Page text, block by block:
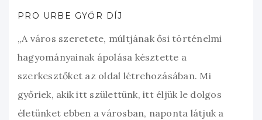
PRO URBE GYŐR DÍJ
„A város szeretete, múltjának ősi történelmi
hagyományainak ápolása késztette a
szerkesztőket az oldal létrehozásában. Mi
győriek, akik itt születtünk, itt éljük le dolgos
életünket ebben a városban, naponta látjuk a